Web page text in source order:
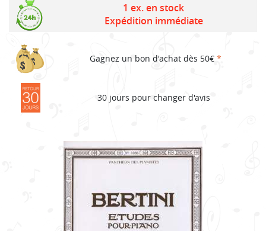
1 ex. en stock
Expédition immédiate
Gagnez un bon d'achat dès 50€ *
30 jours pour changer d'avis